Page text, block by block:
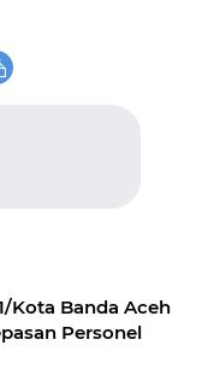
Kota Banda Aceh
Personel